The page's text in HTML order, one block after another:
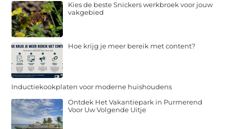
Kies de beste Snickers werkbroek voor jouw
vakgebied
Hoe krijg je meer bereik met content?
Inductiekookplaten voor moderne huishoudens
Ontdek Het Vakantiepark in Purmerend
Voor Uw Volgende Uitje